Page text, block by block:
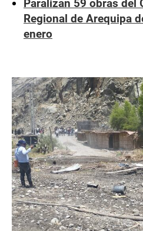
Paralizan 59 obras del
Regional de Arequipa
enero